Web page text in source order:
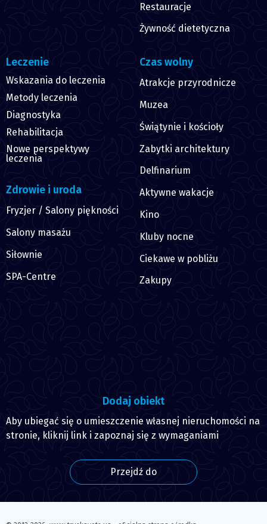
Restauracje
Żywność dietetyczna
Leczenie
Wskazania do leczenia
Metody leczenia
Diagnostyka
Rehabilitacja
Nowe perspektywy
leczenia
Zdrowie i uroda
Fryzjer / Salony piękności
Salony masażu
Siłownie
SPA-Centre
Czas wolny
Atrakcje przyrodnicze
Muzea
Świątynie i kościoły
Zabytki architektury
Delfinarium
Aktywne wakacje
Kino
Kluby nocne
Ciekawe w pobliżu
Zakupy
Dodaj obiekt
Aby ubiegać się o umieszczenie własnej nieruchomości na
stronie, kliknij link i zapoznaj się z wymaganiami
Przejdź do